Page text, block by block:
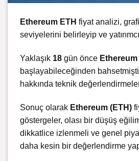
Ethereum ETH fiyat analizi,
seviyelerini belirleyip ve
Yaklaşık 18 gün önce Ethereum
başlayabileceğinden
hakkında teknik
Sonuç olarak Ethereum (ETH)
göstergeler, olası bir düşüş
dikkatlice izlenmeli ve genel
daha kesin bir değerlendirme